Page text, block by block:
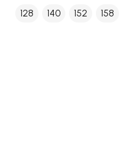
128 140 152 158